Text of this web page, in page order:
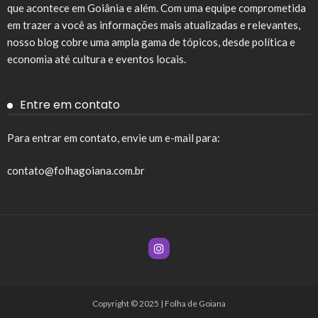
que acontece em Goiânia e além. Com uma equipe comprometida
em trazer a você as informações mais atualizadas e relevantes,
nosso blog cobre uma ampla gama de tópicos, desde política e
economia até cultura e eventos locais.
Entre em contato
Para entrar em contato, envie um e-mail para:
contato@folhagoiana.com.br
Copyright © 2025 | Folha de Goiana